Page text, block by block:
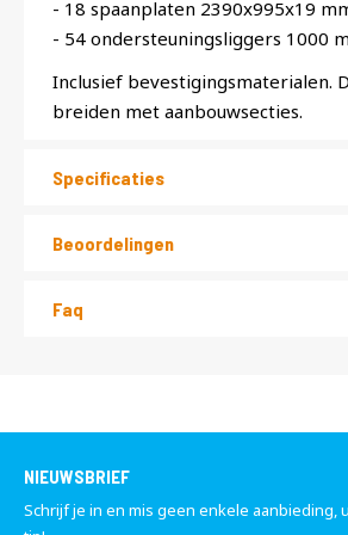
- 18 spaanplaten 2390x995x19
- 54 ondersteuningsliggers 1000
Inclusief bevestigingsmaterialen.
breiden met aanbouwsecties.
Specificaties
Beoordelingen
Faq
NIEUWSBRIEF
Schrijf je in en mis geen enkele aanbieding,